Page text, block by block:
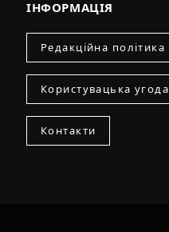
ІНФОРМАЦІЯ
Редакційна політика
Користувацька угода
Контакти